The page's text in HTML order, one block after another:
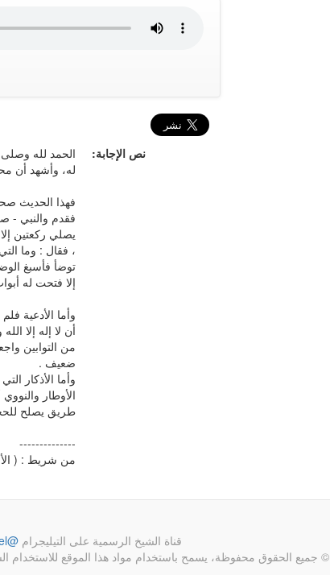
نص الإجابة:
الحمد لله
له، وأشهد أن
فهذا الحديث
فقدم والنبي -
يصلي ركعتين
، فقال : وما
توضأ فأسبغ
إلا فتحت له
وأما الأدعية
أن لا إله إلا
من التوابين
ضعيف .
وأما الأذكار
الأوطار
طريق يصلح
--------------
من شريط : (
قناة الشيخ الرسمية على التيليجرام @muqbel
© جميع الحقوق محفوظة، يسمح باستخدام مواد هذا الموقع